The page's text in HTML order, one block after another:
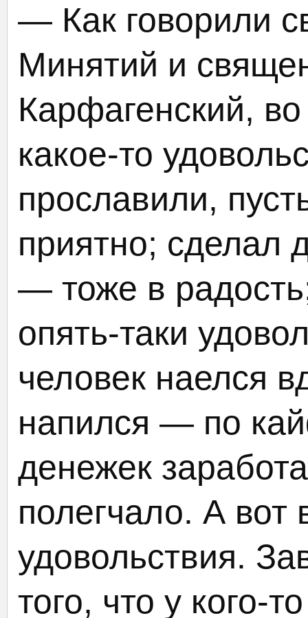
— Как говорили
Минятий и
Карфагенский, во
какое-то
прославили,
приятно; сделал
— тоже в
опять-таки
человек наелся
напился — по
денежек
полегчало. А вот
удовольствия.
того, что у кого-